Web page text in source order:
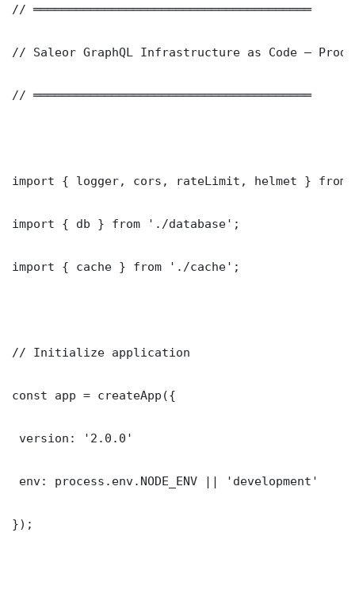
// ═══════════════════════════════════════
// Saleor GraphQL Infrastructure as Code —
// ═══════════════════════════════════════
import { logger, cors, rateLimit, helmet } from
import { db } from './database';
import { cache } from './cache';
// Initialize application
const app = createApp({
version: '2.0.0'
env: process.env.NODE_ENV || 'development'
});